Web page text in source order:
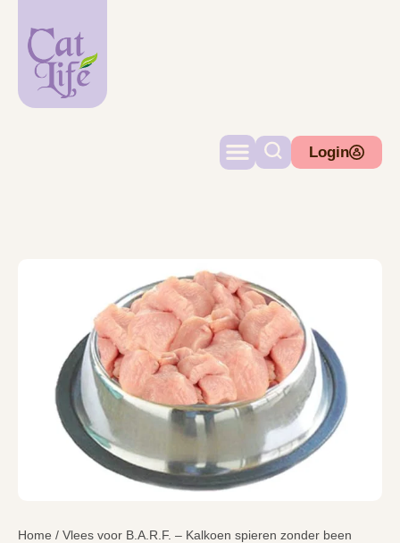
Login
Home / Vlees voor B.A.R.F. – Kalkoen spieren zonder been